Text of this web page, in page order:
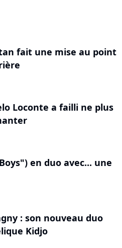
fait une mise au point
Loconte a failli ne plus
en duo avec... une
: son nouveau duo
Kidjo